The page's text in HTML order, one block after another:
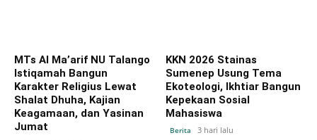
MTs Al Ma’arif NU Talango
Istiqamah Bangun
Karakter Religius Lewat
Shalat Dhuha, Kajian
Keagamaan, dan Yasinan
Jumat
KKN 2026 Stainas
Sumenep Usung Tema
Ekoteologi, Ikhtiar Bangun
Kepekaan Sosial
Mahasiswa
Berita 3 hari lalu